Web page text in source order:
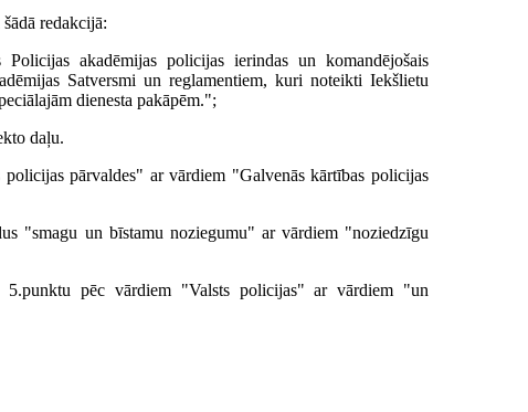
redakcijā:
akadēmijas policijas ierindas un komandējošais
Satversmi un reglamentiem, kuri noteikti Iekšlietu
dienesta pakāpēm.";
daļu.
pārvaldes" ar vārdiem "Galvenās kārtības policijas
"smagu un bīstamu noziegumu" ar vārdiem "noziedzīgu
5.punktu pēc vārdiem "Valsts policijas" ar vārdiem "un